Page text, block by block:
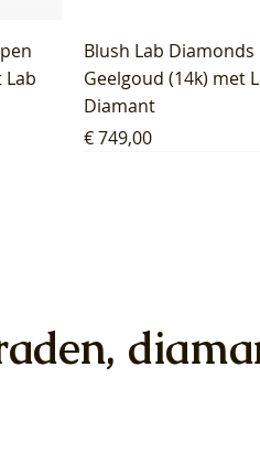
Lab
Blush Lab Diamonds
Geelgoud (14k) met
Diamant
Prijs
€ 749,00